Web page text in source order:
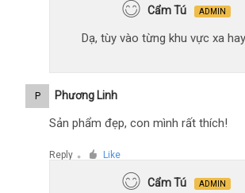
Cẩm Tú ADMIN
Dạ, tùy vào từng khu vực xa
P Phương Linh
Sản phẩm đẹp, con mình rất thích!
Reply ● Like
Cẩm Tú ADMIN